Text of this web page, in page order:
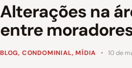
Alterações na
entre
BLOG, CONDOMINIAL, MÍDIA 10 de